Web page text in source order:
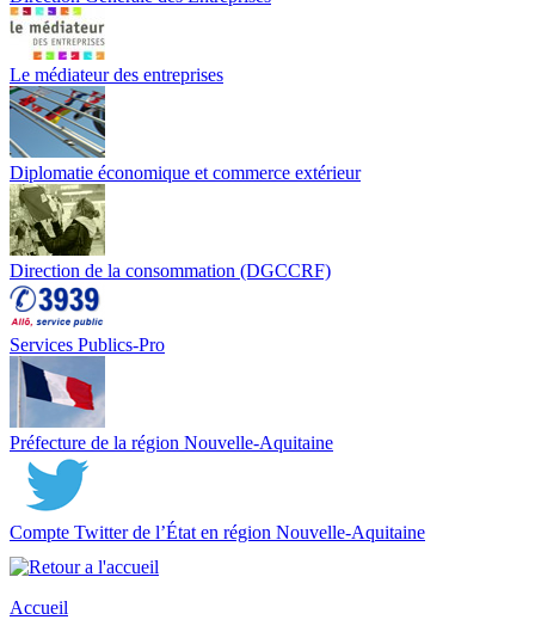
Le médiateur des entreprises
Diplomatie économique et commerce extérieur
Direction de la consommation (DGCCRF)
Services Publics-Pro
Préfecture de la région Nouvelle-Aquitaine
Compte Twitter de l’État en région Nouvelle-Aquitaine
Accueil